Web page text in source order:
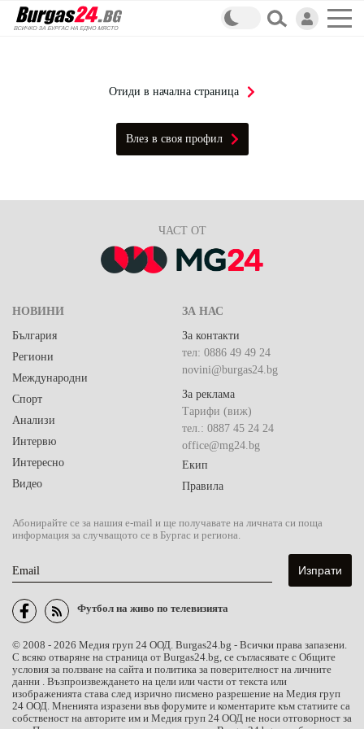
Отиди в начална страница
Влез в своя профил
ЧАСТ ОТ
НОВИНИ
България
Региони
Международни
Спорт
Анализи
Интервю
Интересно
Видео
ЗА НАС
За контакти
тел: 0886 49 49 24
novini@burgas24.bg
За реклама
Тарифи (виж)
тел.: 0887 45 24 24
office@mg24.bg
Екип
Правила
Абонирайте се за нашия e-mail и ще получавате на личната си поща
информация за случващото се в Бургас и региона.
Email
Футбол на живо по телевизията
© 2008 - 2026 Медия груп 24 ООД. Burgas24.bg - Всички права запазени.
С всяко отваряне на страница от Burgas24.bg, се съгласявате с Общите
условия за ползване на сайта и политика за поверителност на личните
данни . Възпроизвеждането на цели или части от текста или
изображенията става след изрично писмено разрешение на Медия груп
24 ООД. Мненията изразени във форумите и коментарите към статиите са
собственост на авторите им и Медия груп 24 ООД не носи отговорност за